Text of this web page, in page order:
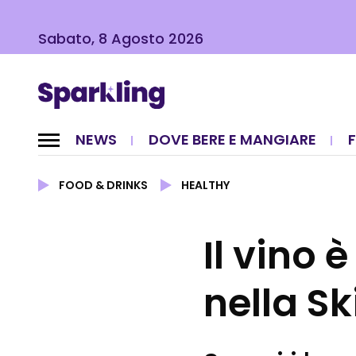
Sabato, 8 Agosto 2026
NEWS DOVE BERE E MANGIARE
FOOD & DRINKS HEALTHY
Il vino
nella